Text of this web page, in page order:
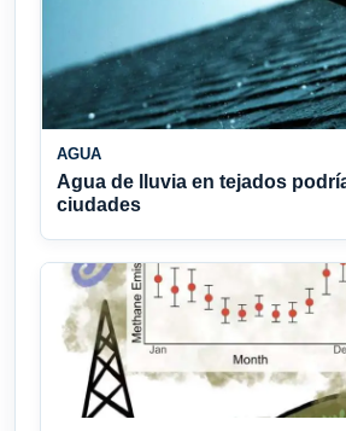
AGUA
Agua de lluvia en tejados
ciudades